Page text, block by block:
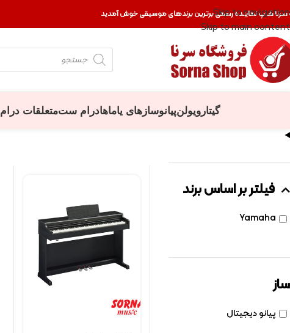
Skip to navigation
Skip to main content
سرنا شاپ نماینده رسمی برترین برندهای موسیقی خوش آمدید
گیتار ویولنپیانوسازهای یاماهادرام ستمتعلقات درام
فیلتر بر اساس برند
Yamaha
ساز
پیانو دیجیتال